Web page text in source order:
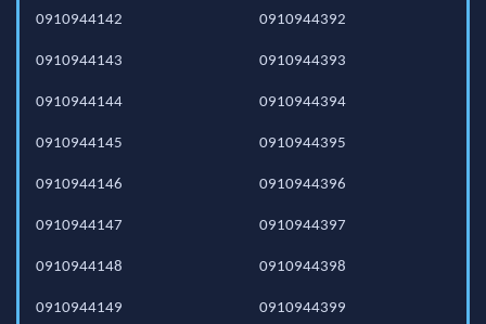
0910944142
0910944143
0910944144
0910944145
0910944146
0910944147
0910944148
0910944149
0910944392
0910944393
0910944394
0910944395
0910944396
0910944397
0910944398
0910944399